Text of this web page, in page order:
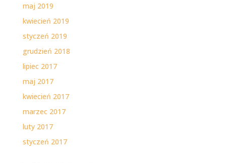
maj 2019
kwiecień 2019
styczeń 2019
grudzień 2018
lipiec 2017
maj 2017
kwiecień 2017
marzec 2017
luty 2017
styczeń 2017